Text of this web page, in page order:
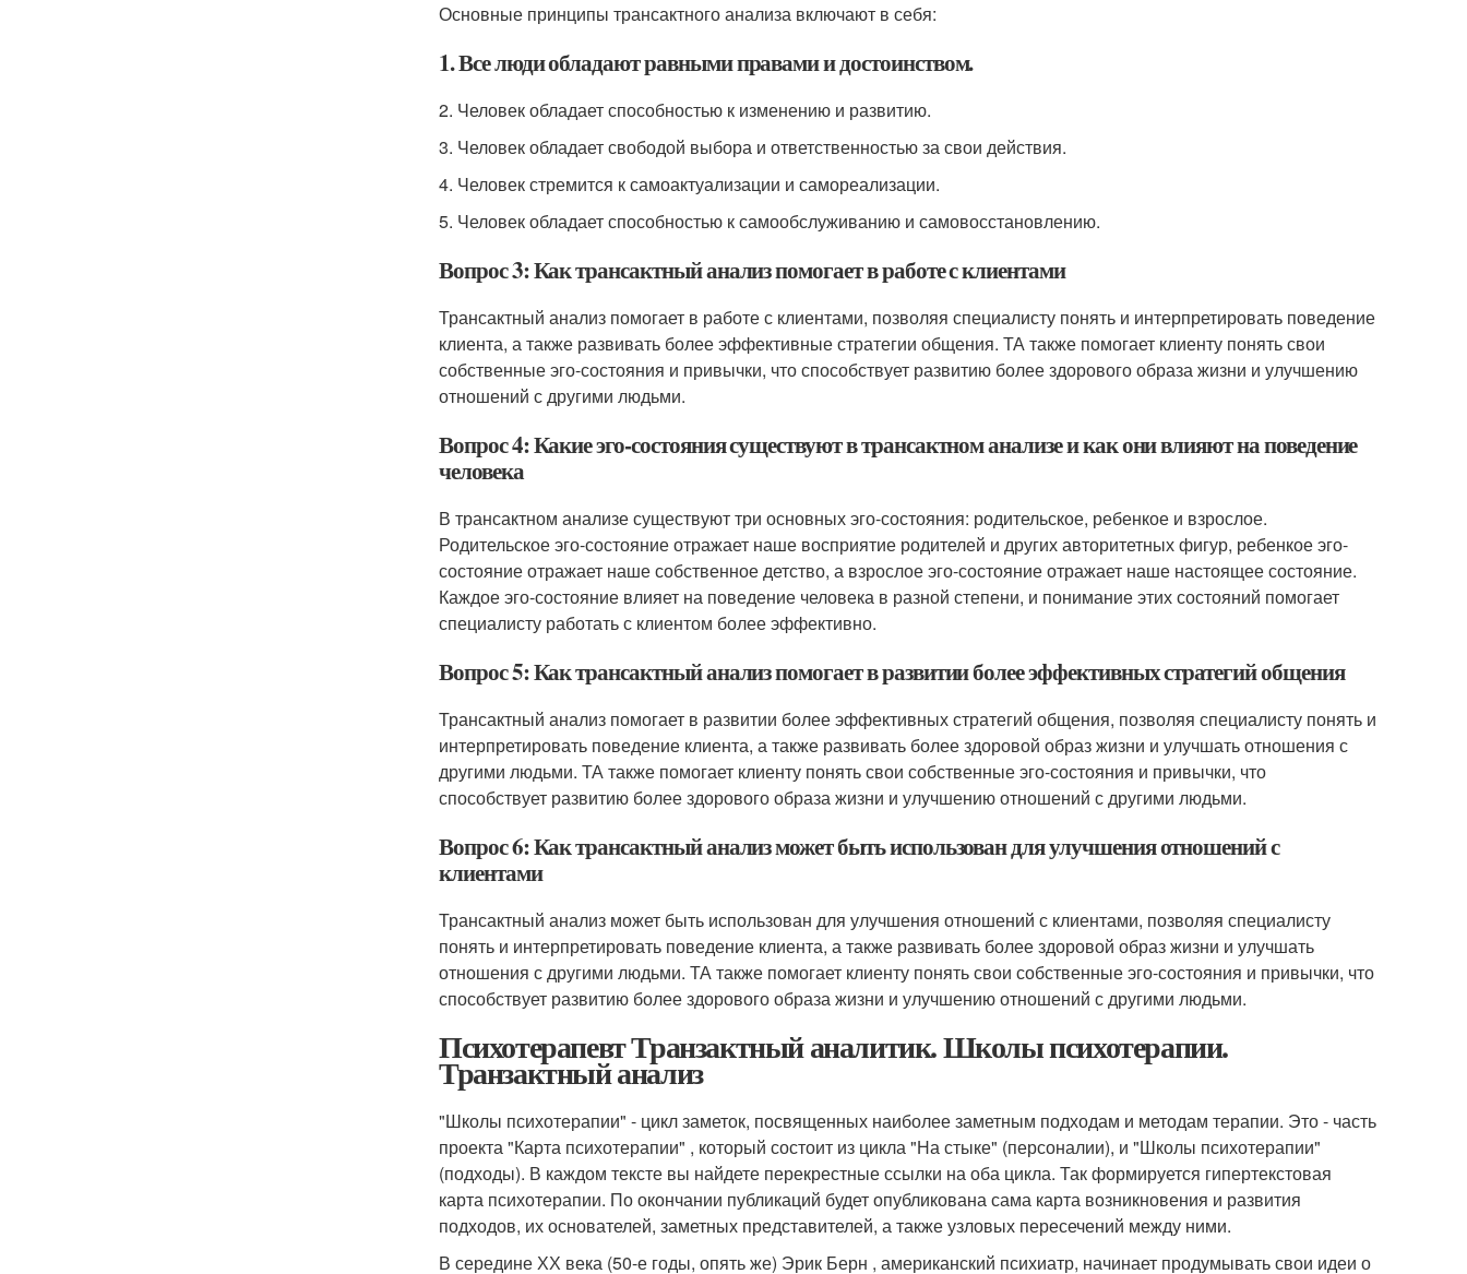
Основные принципы трансактного анализа включают в себя:
1. Все люди обладают равными правами и достоинством.
2. Человек обладает способностью к изменению и развитию.
3. Человек обладает свободой выбора и ответственностью за свои действия.
4. Человек стремится к самоактуализации и самореализации.
5. Человек обладает способностью к самообслуживанию и самовосстановлению.
Вопрос 3: Как трансактный анализ помогает в работе с клиентами
Трансактный анализ помогает в работе с клиентами, позволяя специалисту понять и интерпретировать поведение
клиента, а также развивать более эффективные стратегии общения. ТА также помогает клиенту понять свои
собственные эго-состояния и привычки, что способствует развитию более здорового образа жизни и улучшению
отношений с другими людьми.
Вопрос 4: Какие эго-состояния существуют в трансактном анализе и как они влияют на поведение
человека
В трансактном анализе существуют три основных эго-состояния: родительское, ребенкое и взрослое.
Родительское эго-состояние отражает наше восприятие родителей и других авторитетных фигур, ребенкое эго-
состояние отражает наше собственное детство, а взрослое эго-состояние отражает наше настоящее состояние.
Каждое эго-состояние влияет на поведение человека в разной степени, и понимание этих состояний помогает
специалисту работать с клиентом более эффективно.
Вопрос 5: Как трансактный анализ помогает в развитии более эффективных стратегий общения
Трансактный анализ помогает в развитии более эффективных стратегий общения, позволяя специалисту понять и
интерпретировать поведение клиента, а также развивать более здоровой образ жизни и улучшать отношения с
другими людьми. ТА также помогает клиенту понять свои собственные эго-состояния и привычки, что
способствует развитию более здорового образа жизни и улучшению отношений с другими людьми.
Вопрос 6: Как трансактный анализ может быть использован для улучшения отношений с
клиентами
Трансактный анализ может быть использован для улучшения отношений с клиентами, позволяя специалисту
понять и интерпретировать поведение клиента, а также развивать более здоровой образ жизни и улучшать
отношения с другими людьми. ТА также помогает клиенту понять свои собственные эго-состояния и привычки, что
способствует развитию более здорового образа жизни и улучшению отношений с другими людьми.
Психотерапевт Транзактный аналитик. Школы психотерапии.
Транзактный анализ
"Школы психотерапии" - цикл заметок, посвященных наиболее заметным подходам и методам терапии. Это - часть
проекта "Карта психотерапии" , который состоит из цикла "На стыке" (персоналии), и "Школы психотерапии"
(подходы). В каждом тексте вы найдете перекрестные ссылки на оба цикла. Так формируется гипертекстовая
карта психотерапии. По окончании публикаций будет опубликована сама карта возникновения и развития
подходов, их основателей, заметных представителей, а также узловых пересечений между ними.
В середине ХХ века (50-е годы, опять же) Эрик Берн , американский психиатр, начинает продумывать свои идеи о